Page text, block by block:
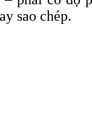
sao chép.